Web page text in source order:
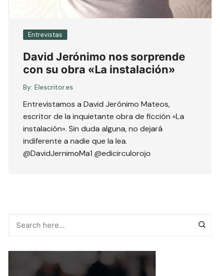
Entrevistas
David Jerónimo nos sorprende
con su obra «La instalación»
By: Elescritor.es
Entrevistamos a David Jerónimo Mateos,
escritor de la inquietante obra de ficción «La
instalación». Sin duda alguna, no dejará
indiferente a nadie que la lea.
@DavidJernimoMa1 @edicirculorojo